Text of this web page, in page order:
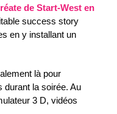
de Start-West en
success story
en y installant un
là pour
durant la soirée. Au
3 D, vidéos